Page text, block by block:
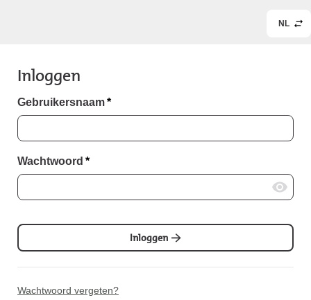
NL
Inloggen
Gebruikersnaam*
Wachtwoord *
Inloggen
Wachtwoord vergeten?